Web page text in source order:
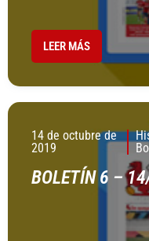
LEER MÁS
14 de octubre de
2019
BOLETÍN 6 –